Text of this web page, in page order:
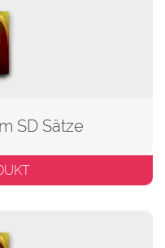
SD Sätze